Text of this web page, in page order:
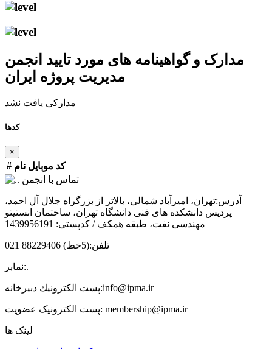
مدارک و گواهینامه های مورد تایید انجمن
مدیریت پروژه ایران
مدارکی یافت نشد
کدها
×
# نام موبایل کد
تماس با انجمن
آدرس:تهران، امیرآباد شمالی، بالاتر از بزرگراه جلال آل احمد،
پردیس دانشکده های فنی دانشگاه تهران، ساختمان انستیتو
مهندسی نفت، طبقه همکف / کدپستی: 1439956191
تلفن:(5خط) 88229406 021
نمابر:.
پست الكترونيك دبیرخانه:info@ipma.ir
پست الکترونیک عضویت: membership@ipma.ir
لینک ها